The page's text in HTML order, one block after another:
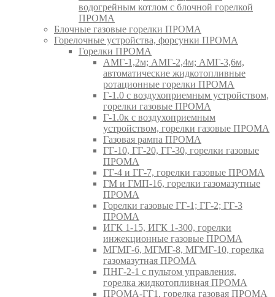
водогрейным котлом с блочной горелкой
ПРОМА
Блочные газовые горелки ПРОМА
Горелочные устройства, форсунки ПРОМА
Горелки ПРОМА
АМГ-1,2м; АМГ-2,4м; АМГ-3,6м,
автоматические жидкотопливные
ротационные горелки ПРОМА
Г-1.0 с воздухоприемным устройством,
горелки газовые ПРОМА
Г-1.0к с воздухоприемным
устройством, горелки газовые ПРОМА
Газовая рампа ПРОМА
ГГ-10, ГГ-20, ГГ-30, горелки газовые
ПРОМА
ГГ-4 и ГГ-7, горелки газовые ПРОМА
ГМ и ГМП-16, горелки газомазутные
ПРОМА
Горелки газовые ГГ-1; ГГ-2; ГГ-3
ПРОМА
ИГК 1-15, ИГК 1-300, горелки
инжекционные газовые ПРОМА
МГМГ-6, МГМГ-8, МГМГ-10, горелка
газомазутная ПРОМА
ПНГ-2-1 с пультом управления,
горелка жидкотопливная ПРОМА
ПРОМА-ГГ1, горелка газовая ПРОМА